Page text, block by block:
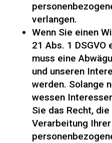
verlangen.
Wenn Sie einen
21 Abs. 1 DSGVO
muss eine
und unseren
werden. Solange
wessen
Sie das Recht,
Verarbeitung Ihrer